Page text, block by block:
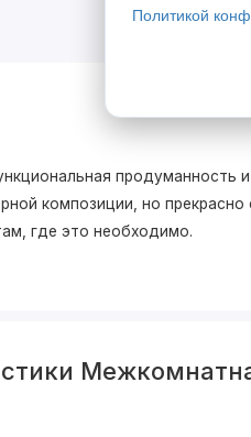
продуманность
композиции, но
где это необходимо.
Политикой